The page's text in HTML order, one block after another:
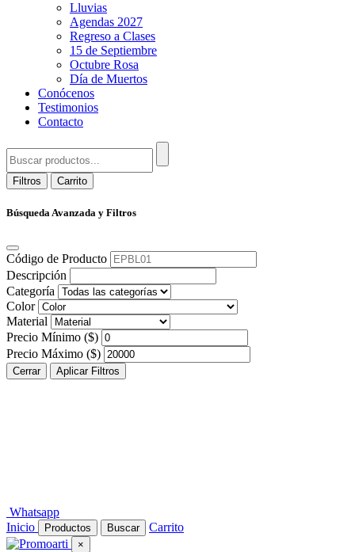
Lluvias
Agendas 2027
Regreso a Clases
15 de Septiembre
Octubre Rosa
Día de Muertos
Conócenos
Testimonios
Contacto
Filtros Carrito
Búsqueda Avanzada y Filtros
Código de Producto
Descripción
Categoría
Color
Material
Precio Mínimo ($)
Precio Máximo ($)
Cerrar Aplicar Filtros
Whatsapp
Inicio
Productos Buscar Carrito
×